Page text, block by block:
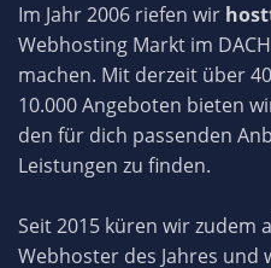
Im Jahr 2006 riefen wir
Webhosting Markt im
machen. Mit derzeit über
10.000 Angeboten bieten
den für dich passenden
Leistungen zu finden.
Seit 2015 küren wir zudem
Webhoster des Jahres